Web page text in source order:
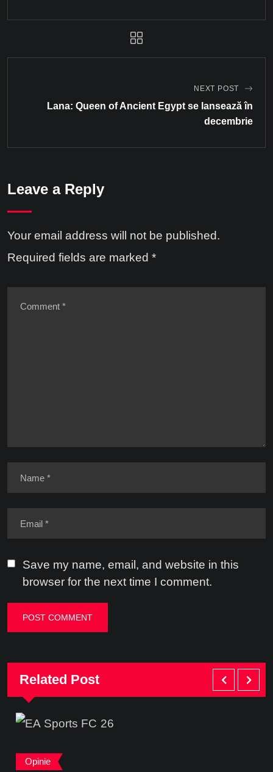
NEXT POST
Lana: Queen of Ancient Egypt se lansează în
decembrie
Leave a Reply
Your email address will not be published.
Required fields are marked *
Save my name, email, and website in this
browser for the next time I comment.
Related Post
Opinie